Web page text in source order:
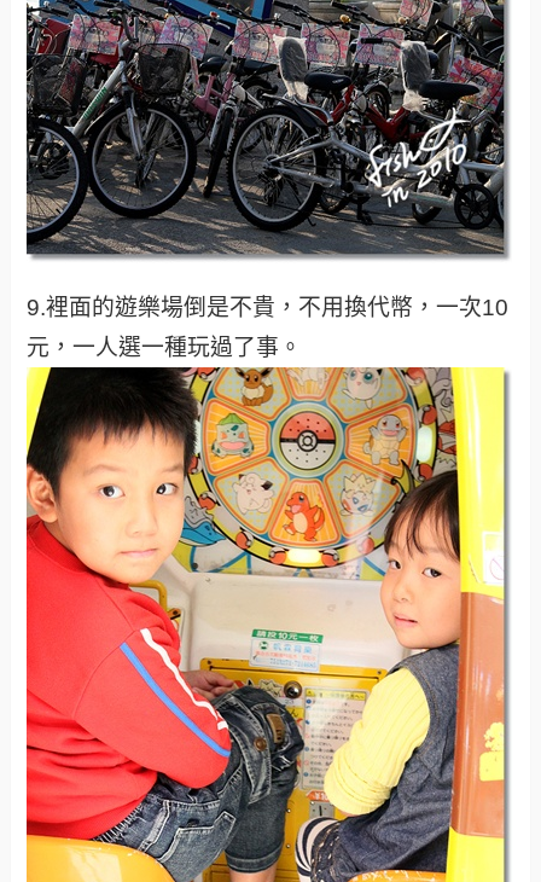
9.裡面的遊樂場倒是不貴，不用換代幣，一次10
元，一人選一種玩過了事。